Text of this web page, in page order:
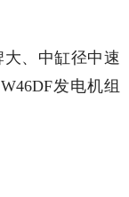
、中缸径中速
发电机组